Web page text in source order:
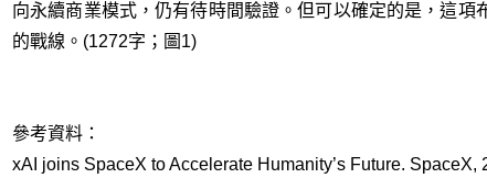
向永續商業模式，仍有待時間驗證。但可以確定的是，這
的戰線。(1272字；圖1)
參考資料：
xAI joins SpaceX to Accelerate Humanity’s Future. SpaceX,